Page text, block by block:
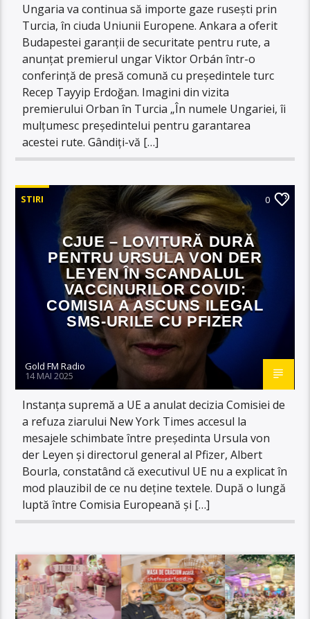
Ungaria va continua să importe gaze rusești prin
Turcia, în ciuda Uniunii Europene. Ankara a oferit
Budapestei garanții de securitate pentru rute, a
anunțat premierul ungar Viktor Orbán într-o
conferință de presă comună cu președintele turc
Recep Tayyip Erdoğan. Imagini din vizita
premierului Orban în Turcia „În numele Ungariei, îi
mulțumesc președintelui pentru garantarea
acestei rute. Gândiți-vă […]
STIRI 0
CJUE – LOVITURĂ DURĂ
PENTRU URSULA VON DER
LEYEN ÎN SCANDALUL
VACCINURILOR COVID:
COMISIA A ASCUNS ILEGAL
SMS-URILE CU PFIZER
Gold FM Radio
14 MAI 2025
Instanța supremă a UE a anulat decizia Comisiei de
a refuza ziarului New York Times accesul la
mesajele schimbate între președinta Ursula von
der Leyen și directorul general al Pfizer, Albert
Bourla, constatând că executivul UE nu a explicat în
mod plauzibil de ce nu deține textele. După o lungă
luptă între Comisia Europeană și […]